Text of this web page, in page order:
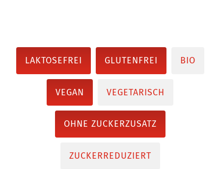
LAKTOSEFREI GLUTENFREI BIO
VEGAN VEGETARISCH
OHNE ZUCKERZUSATZ
ZUCKERREDUZIERT